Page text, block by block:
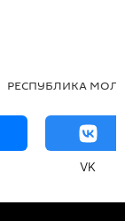
РЕСПУБЛИКА
VK